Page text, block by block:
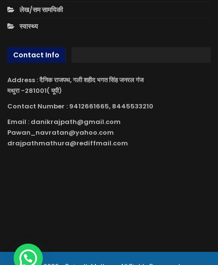
लेख/सम सामयिकी
स्वास्थ्य
Contact Info
Address : दैनिक राजपथ, गली शहीद भगत सिंह जनरल गंज
मथुरा -281001( यूपी)
Contact Number : 9412661665, 8445533210
Email : danikrajpath@gmail.com
Pawan_navratan@yahoo.com
drajpathmathura@rediffmail.com